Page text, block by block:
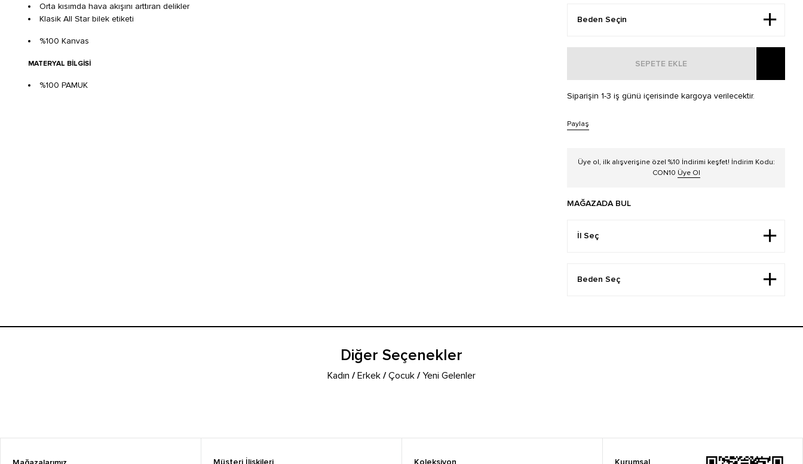
Orta kısımda hava akışını arttıran delikler
Klasik All Star bilek etiketi
%100 Kanvas
MATERYAL BILGISI
%100 PAMUK
SEPETE EKLE
Siparişin 1-3 iş günü içerisinde kargoya verilecektir.
Paylaş
Üye ol, ilk alışverişine özel %10 İndirimi keşfet! İndirim Kodu:
CON10 Üye Ol
MAĞAZADA BUL
Diğer Seçenekler
Kadın /Erkek /Çocuk /Yeni Gelenler